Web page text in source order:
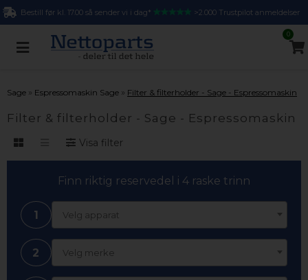
Bestill før kl. 17.00 så sender vi i dag* >2.000 Trustpilot anmeldelser
0
Sage » Espressomaskin Sage » Filter & filterholder - Sage - Espressomaskin
Filter & filterholder - Sage - Espressomaskin
Visa filter
Finn riktig reservedel i 4 raske trinn
1 Velg apparat
2 Velg merke